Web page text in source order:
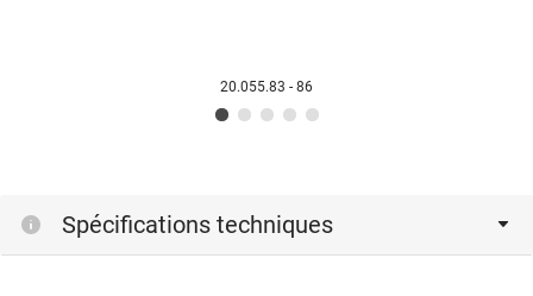
20.055.83 - 86
Spécifications techniques